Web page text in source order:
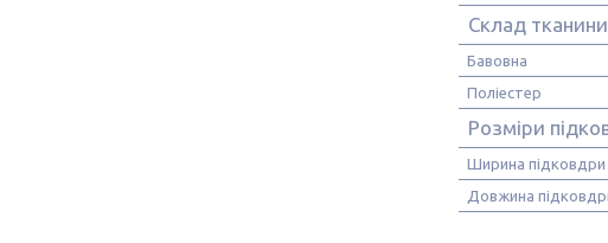
Склад тканини
Бавовна
Поліестер
Розміри
Ширина підковдри
Довжина